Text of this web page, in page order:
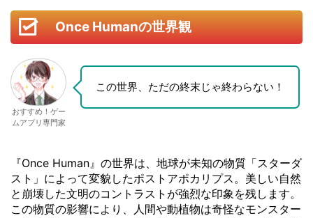
Once Humanの世界観
おすすめ！ゲー
ムアプリ専門家
この世界、ただの終末じゃ終わらない！
『Once Human』の世界は、地球が未知の物質「スターダ
スト」によって変貌したポストアポカリプス。美しい自然
と崩壊した文明のコントラストが強烈な印象を残します。
この物質の影響により、人間や動植物は奇怪なモンスター